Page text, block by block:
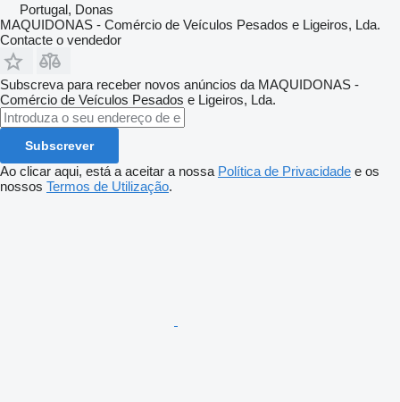
Portugal, Donas
MAQUIDONAS - Comércio de Veículos Pesados e Ligeiros, Lda.
Contacte o vendedor
Subscreva para receber novos anúncios da MAQUIDONAS -
Comércio de Veículos Pesados e Ligeiros, Lda.
Subscrever
Ao clicar aqui, está a aceitar a nossa Política de Privacidade e os
nossos Termos de Utilização.